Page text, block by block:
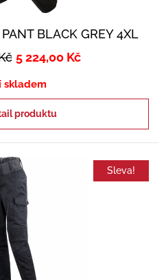
BLACK GREY 4XL
5 224,00 Kč
skladem
produktu
Sleva!